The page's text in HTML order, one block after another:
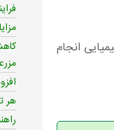
انجام
فرایند
هر